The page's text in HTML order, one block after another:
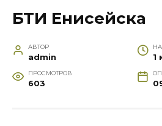
БТИ Енисейска
АВТОР
admin 1
ПРОСМОТРОВ
603